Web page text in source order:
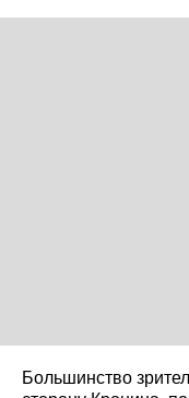
Большинство